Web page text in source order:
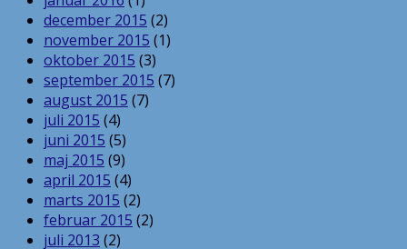
december 2015 (2)
november 2015 (1)
oktober 2015 (3)
september 2015 (7)
august 2015 (7)
juli 2015 (4)
juni 2015 (5)
maj 2015 (9)
april 2015 (4)
marts 2015 (2)
februar 2015 (2)
juli 2013 (2)